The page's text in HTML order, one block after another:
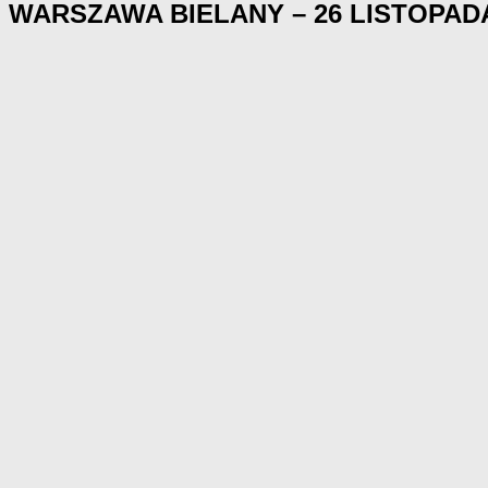
WARSZAWA BIELANY – 26